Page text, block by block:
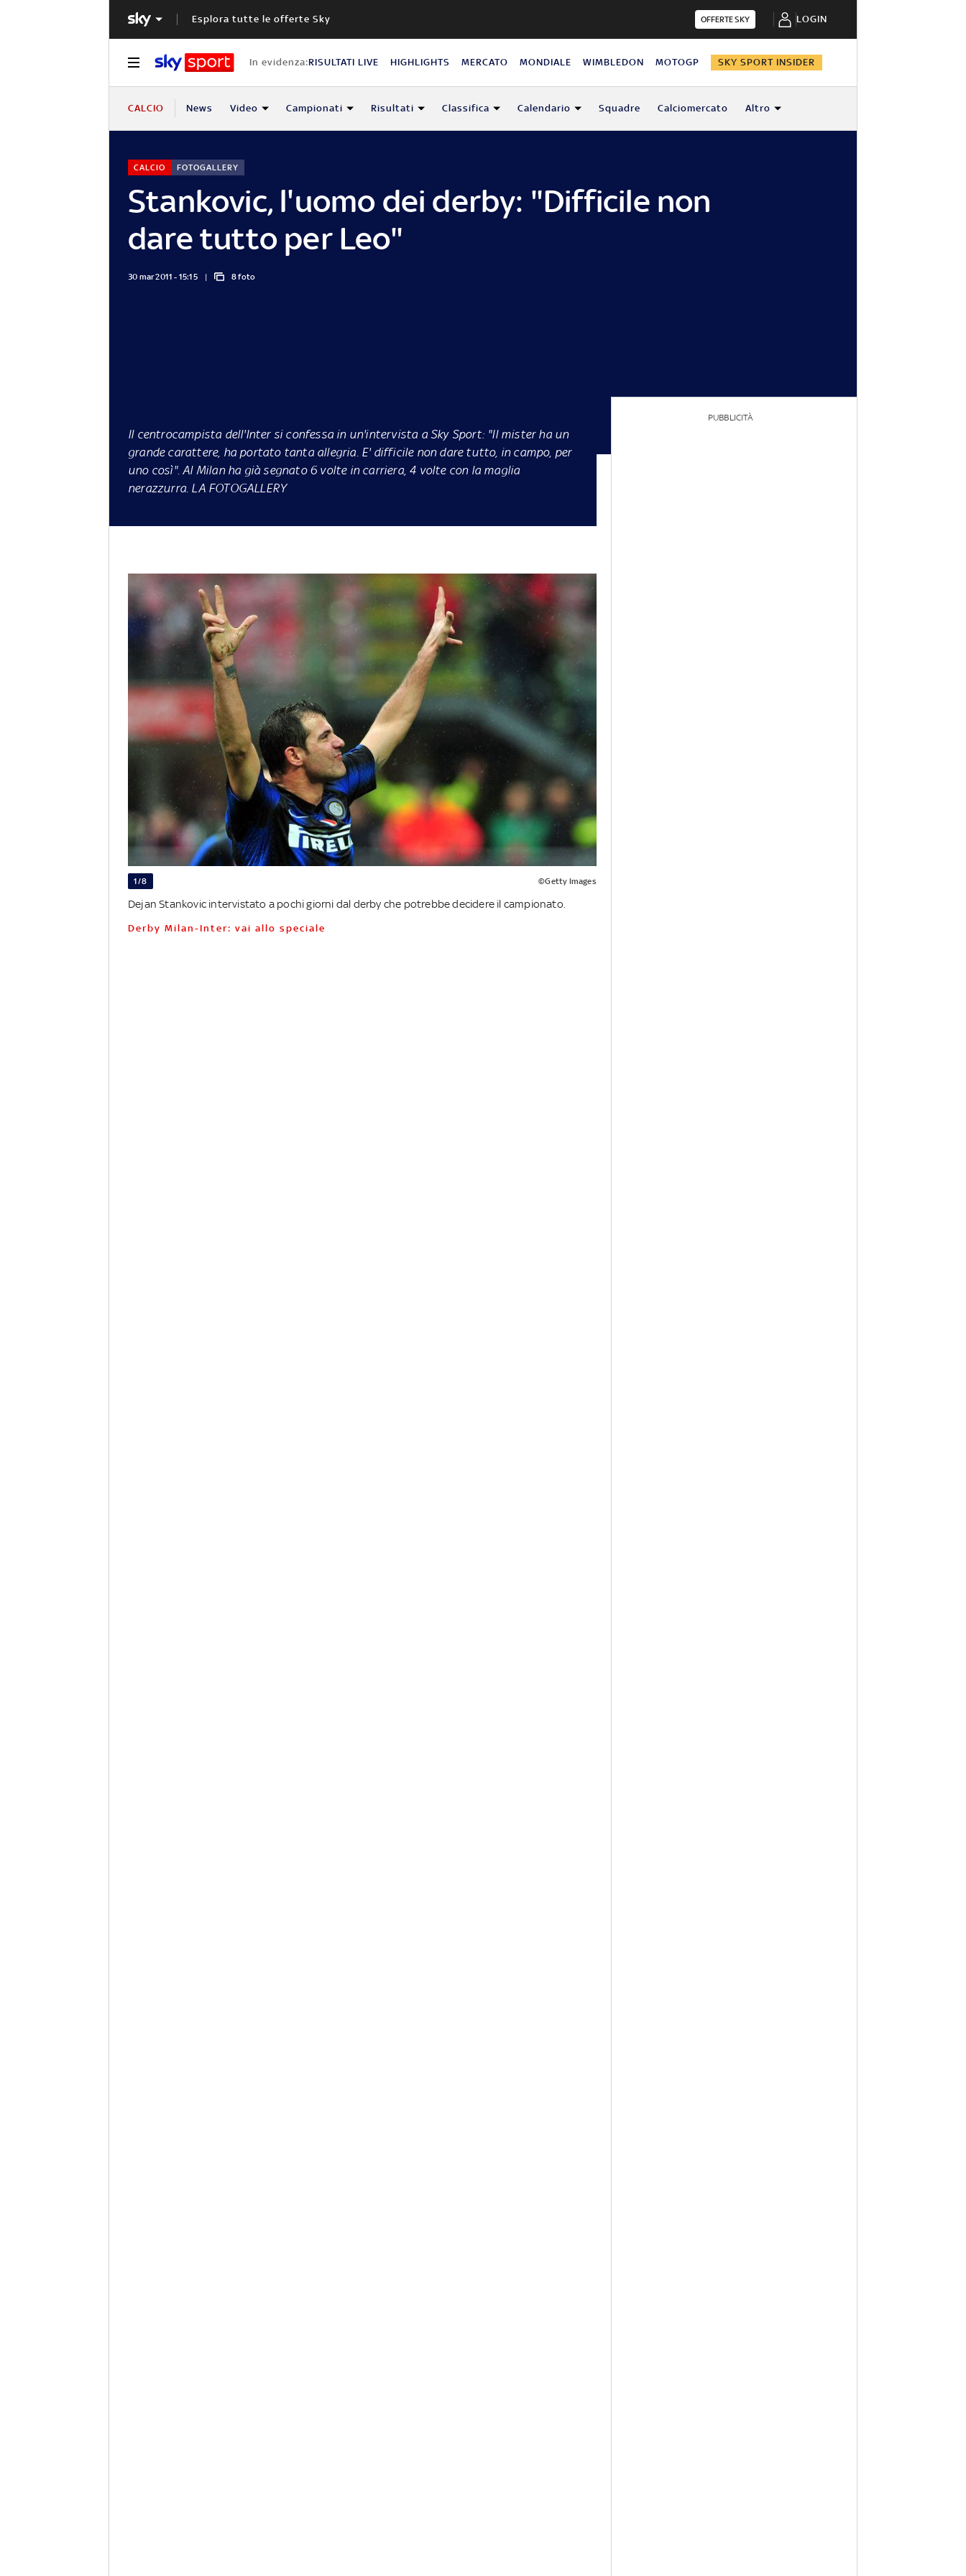
Esplora tutte le offerte Sky OFFERTE SKY LOGIN
In evidenza:RISULTATI LIVE HIGHLIGHTS MERCATO MONDIALE WIMBLEDON MOTOGP SKY SPORT INSIDER
CALCIO News Video Campionati Risultati Classifica Calendario Squadre Calciomercato Altro
Stankovic, l'uomo dei derby: "Difficile non
dare tutto per Leo"
CALCIO FOTOGALLERY
30 mar 2011 - 15:15 8 foto
Il centrocampista dell'Inter si confessa in un'intervista a Sky Sport: "Il mister ha un
grande carattere, ha portato tanta allegria. E' difficile non dare tutto, in campo, per
uno così". Al Milan ha già segnato 6 volte in carriera, 4 volte con la maglia
nerazzurra. LA FOTOGALLERY
1/8 ©Getty Images
Dejan Stankovic intervistato a pochi giorni dal derby che potrebbe decidere il campionato.
Derby Milan-Inter: vai allo speciale
PUBBLICITÀ